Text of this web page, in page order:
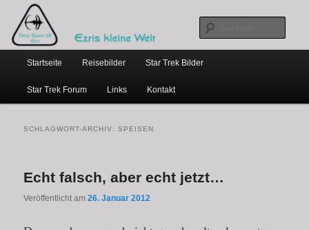
primären
Inhalt
springen
sekundären
Inhalt
springen
Ezris kleine Welt
…weil bloggen so schick ist
Hauptmenü
Startseite Reisebilder Star Trek Bilder
Star Trek Forum Links Kontakt
SCHLAGWORT-ARCHIV:SPEISEN
Echt falsch, aber echt jetzt…
Veröffentlicht am26. Januar 2012